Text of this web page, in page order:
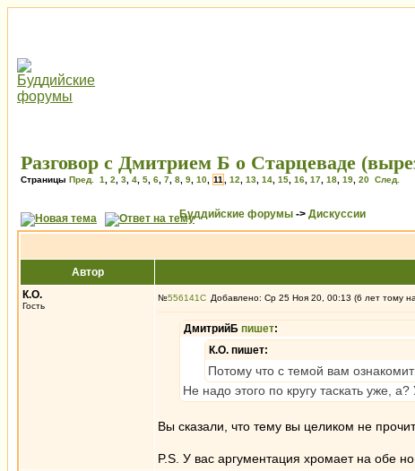
Разговор с Дмитрием Б о Старцеваде
Страницы Пред. 1 2 3 4 5 6 7 8 9 10 11 12 13 14 15 16 17 18 19 20 След.
Буддийские форумы -> Дискуссии
Автор
К.О.
Гость
№556141 Добавлено: Ср 25 Ноя 20, 00:13 (6 лет тому
ДмитрийБ пишет:
К.О. пишет:
Потому что с темой вам
Не надо этого по кругу таскать уже, а?
Вы сказали, что тему вы целиком не
P.S. У вас аргументация хромает на обе